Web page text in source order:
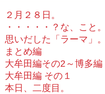
２月２８日。
・・・・・？な、こと
思いだした「ラーマ」
まとめ編
大牟田編その2～博多編
大牟田編 その１
本日、二度目。